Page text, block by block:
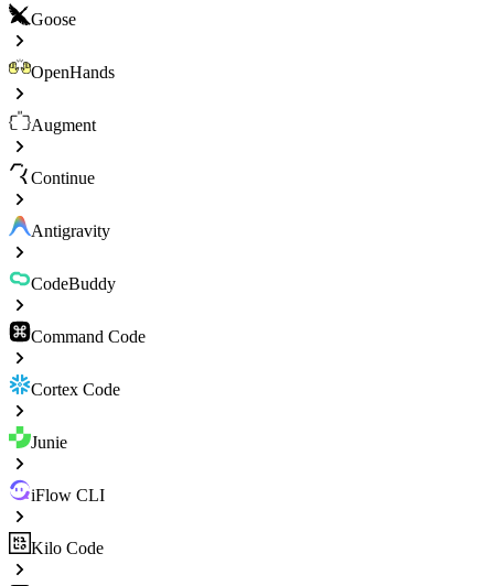
Goose
OpenHands
Augment
Continue
Antigravity
CodeBuddy
Command Code
Cortex Code
Junie
iFlow CLI
Kilo Code